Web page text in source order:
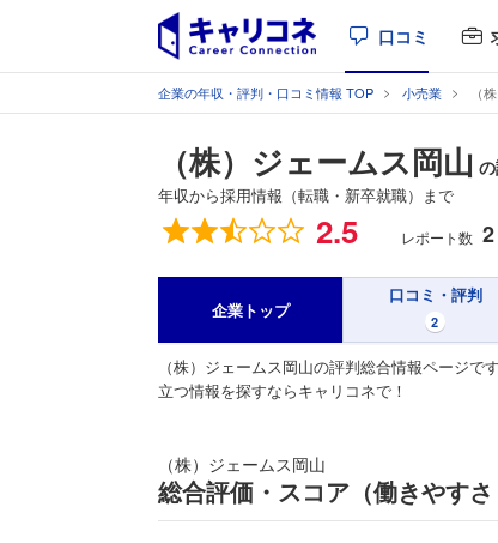
口コミ
企業の年収・評判・口コミ情報 TOP 小売業 （
（株）ジェームス岡山
年収から採用情報（転職・新卒就職）まで
総合評価 2.5 レポート数 2
企業トップ
口コミ・評判
2
（株）ジェームス岡山の評判総合情報ページ
立つ情報を探すならキャリコネで！
（株）ジェームス岡山
総合評価・スコア（働きやすさ